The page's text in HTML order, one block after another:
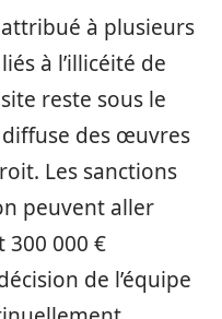
à plusieurs
à l’illicéité de
reste sous le
des œuvres
Les sanctions
peuvent aller
300 000 €
de l’équipe